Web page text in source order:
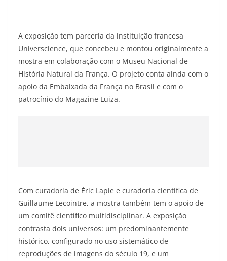
A exposição tem parceria da instituição francesa
Universcience, que concebeu e montou originalmente a
mostra em colaboração com o Museu Nacional de
História Natural da França. O projeto conta ainda com o
apoio da Embaixada da França no Brasil e com o
patrocínio do Magazine Luiza.
Com curadoria de Éric Lapie e curadoria científica de
Guillaume Lecointre, a mostra também tem o apoio de
um comitê científico multidisciplinar. A exposição
contrasta dois universos: um predominantemente
histórico, configurado no uso sistemático de
reproduções de imagens do século 19, e um